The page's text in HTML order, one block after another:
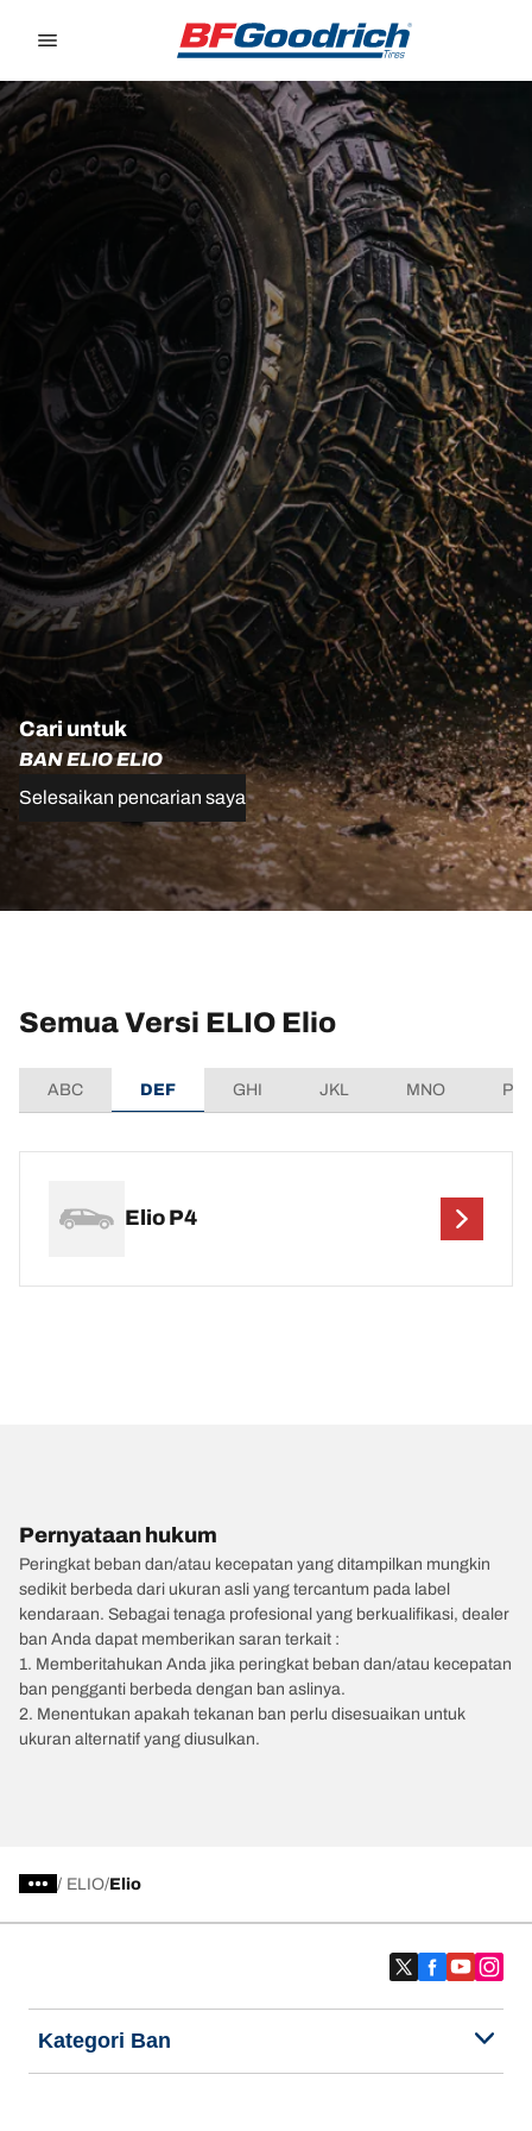
Cari untuk
BAN ELIO ELIO
Selesaikan pencarian saya
Semua Versi ELIO Elio
ABC DEF GHI JKL MNO
Elio P4
Pernyataan hukum
Peringkat beban dan/atau kecepatan yang ditampilkan mungkin
sedikit berbeda dari ukuran asli yang tercantum pada label
kendaraan. Sebagai tenaga profesional yang berkualifikasi, dealer
ban Anda dapat memberikan saran terkait :
1. Memberitahukan Anda jika peringkat beban dan/atau kecepatan
ban pengganti berbeda dengan ban aslinya.
2. Menentukan apakah tekanan ban perlu disesuaikan untuk
ukuran alternatif yang diusulkan.
/ ELIO Elio
Kategori Ban